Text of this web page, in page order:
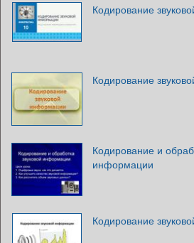
Кодирование
Кодирование
Кодирование и
информации
Кодирование